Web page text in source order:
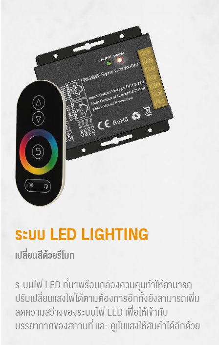
ระบบ LED LIGHTING
เปลี่ยนสีด้วยรีโมท
ระบบไฟ LED ที่มาพร้อมกล่องควบคุมทำให้สามารถ
ปรับเปลี่ยนแสงไฟได้ตามต้องการอีกทั้งยังสามารถเพิ่ม
ลดความสว่างของระบบไฟ LED เพื่อให้เข้ากับ
บรรยากาศของสถานที่ และ คูเโบแสงให้สันคำได้อีกด้วย